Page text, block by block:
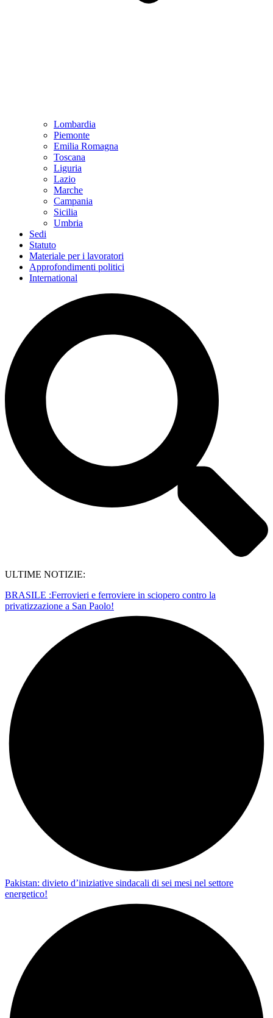
Lombardia
Piemonte
Emilia Romagna
Toscana
Liguria
Lazio
Marche
Campania
Sicilia
Umbria
Sedi
Statuto
Materiale per i lavoratori
Approfondimenti politici
International
ULTIME NOTIZIE:
BRASILE :Ferrovieri e ferroviere in sciopero contro la
privatizzazione a San Paolo!
Pakistan: divieto d’iniziative sindacali di sei mesi nel settore
energetico!